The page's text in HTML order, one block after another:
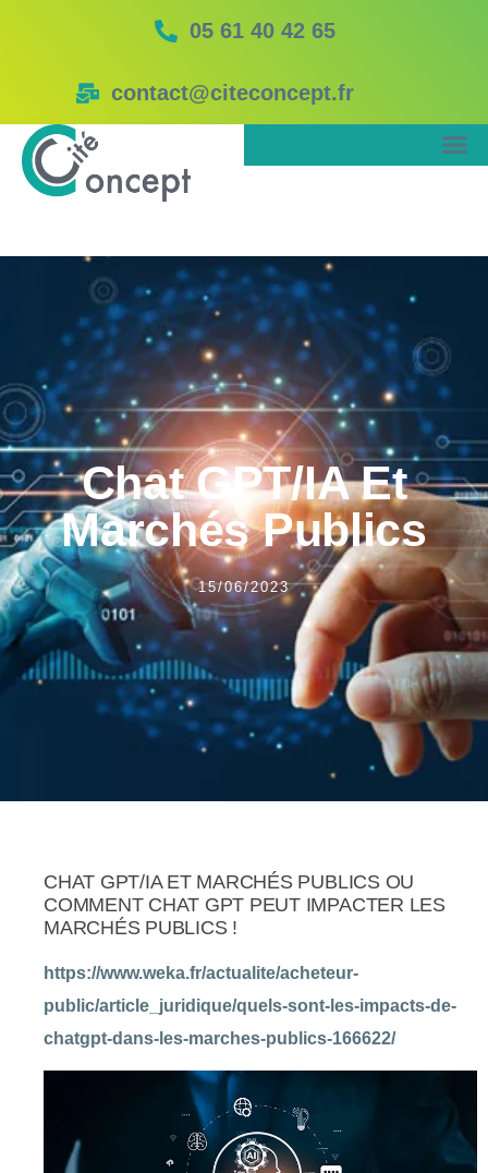
05 61 40 42 65
contact@citeconcept.fr
Chat GPT/IA Et
Marchés Publics
15/06/2023
CHAT GPT/IA ET MARCHÉS PUBLICS OU
COMMENT CHAT GPT PEUT IMPACTER LES
MARCHÉS PUBLICS !
https://www.weka.fr/actualite/acheteur-
public/article_juridique/quels-sont-les-impacts-de-
chatgpt-dans-les-marches-publics-166622/